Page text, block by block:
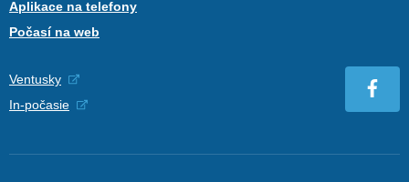
Aplikace na telefony
Počasí na web
Ventusky
In-počasie